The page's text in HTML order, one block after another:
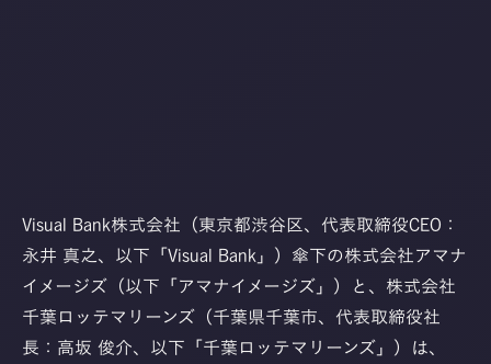
Visual Bank株式会社（東京都渋谷区、代表取締役CEO：
永井 真之、以下「Visual Bank」）傘下の株式会社アマナ
イメージズ（以下「アマナイメージズ」）と、株式会社
千葉ロッテマリーンズ（千葉県千葉市、代表取締役社
長：高坂 俊介、以下「千葉ロッテマリーンズ」）は、